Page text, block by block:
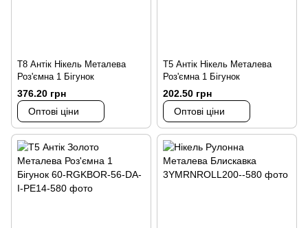
Т8 Антік Нікель Металева
Роз'ємна 1 Бігунок
376.20 грн
Оптові ціни
Т5 Антік Нікель Металева
Роз'ємна 1 Бігунок
202.50 грн
Оптові ціни